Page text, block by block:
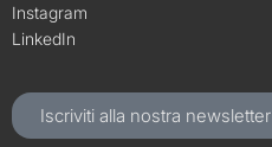
Instagram
LinkedIn
Iscriviti alla nostra newsletter